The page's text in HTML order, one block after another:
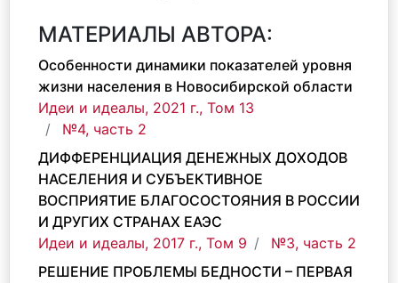
МАТЕРИАЛЫ АВТОРА:
Особенности динамики показателей уровня
жизни населения в Новосибирской области
Идеи и идеалы, 2021 г., Том 13
№4, часть 2
ДИФФЕРЕНЦИАЦИЯ ДЕНЕЖНЫХ ДОХОДОВ
НАСЕЛЕНИЯ И СУБЪЕКТИВНОЕ
ВОСПРИЯТИЕ БЛАГОСОСТОЯНИЯ В РОССИИ
И ДРУГИХ СТРАНАХ ЕАЭС
Идеи и идеалы, 2017 г., Том 9
№3, часть 2
РЕШЕНИЕ ПРОБЛЕМЫ БЕДНОСТИ – ПЕРВАЯ